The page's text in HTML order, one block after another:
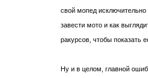
свой мопед исключительно
завести мото и как
ракурсов, чтобы показать
Ну и в целом, главной